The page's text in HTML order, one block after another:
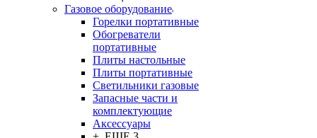
Газовое оборудование
Горелки портативные
Обогреватели
портативные
Плиты настольные
Плиты портативные
Светильники газовые
Запасные части и
комплектующие
Аксессуары